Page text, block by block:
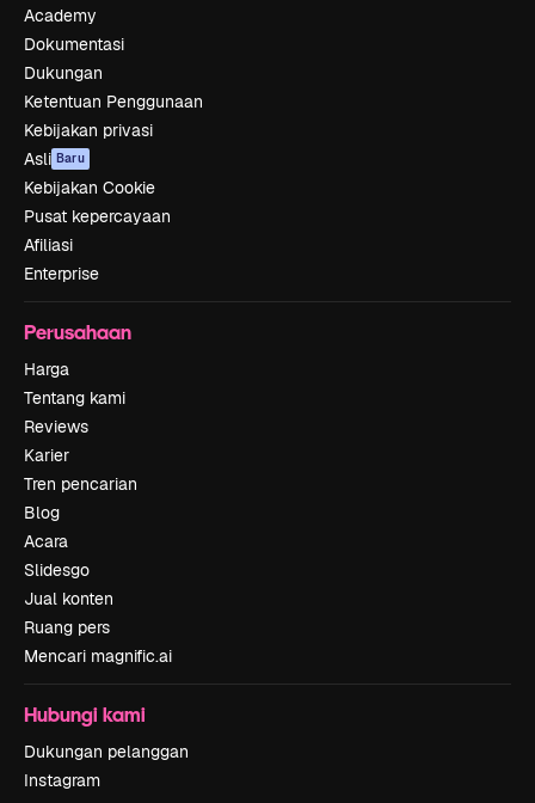
Academy
Dokumentasi
Dukungan
Ketentuan Penggunaan
Kebijakan privasi
Asli Baru
Kebijakan Cookie
Pusat kepercayaan
Afiliasi
Enterprise
Perusahaan
Harga
Tentang kami
Reviews
Karier
Tren pencarian
Blog
Acara
Slidesgo
Jual konten
Ruang pers
Mencari magnific.ai
Hubungi kami
Dukungan pelanggan
Instagram